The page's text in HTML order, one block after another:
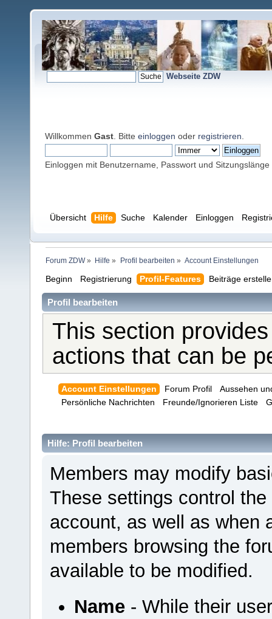
Webseite ZDW
Willkommen Gast . Bitte einloggen oder registrieren
Einloggen mit Benutzername, Passwort und Sitzungslänge
Übersicht Hilfe Suche Kalender Einloggen
Forum ZDW» Hilfe » Profil bearbeiten » Account Einstellungen
Beginn Registrierung Profil-Features Beiträge
Profil bearbeiten
This section
actions that can be
Account Einstellungen Forum Profil
Aussehen
Persönliche Nachrichten
Freunde/Ignorieren Liste
Hilfe: Profil bearbeiten
Members may modify
These settings control
account, as well as when
members browsing the
available to be modified.
Name- While their